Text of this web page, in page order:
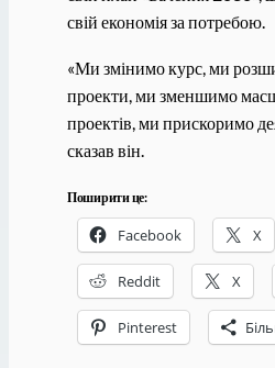
свій економія за потребою.
«Ми змінимо курс, ми
проекти, ми зменшимо
проектів, ми прискоримо
сказав він.
Поширити це:
Facebook X
Reddit X
Pinterest